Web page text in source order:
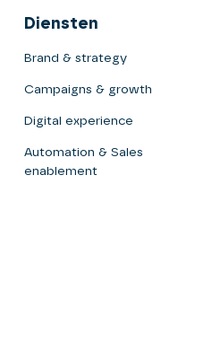
Diensten
Brand & strategy
Campaigns & growth
Digital experience
Automation & Sales
enablement